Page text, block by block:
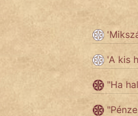
'A kis
"Ha